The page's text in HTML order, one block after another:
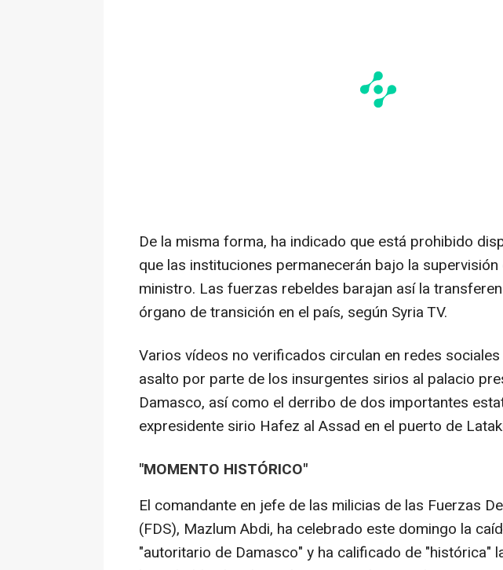
De la misma forma, ha indicado que está prohibido
que las instituciones permanecerán bajo la
ministro. Las fuerzas rebeldes barajan así la
órgano de transición en el país, según Syria TV.
Varios vídeos no verificados circulan en redes
asalto por parte de los insurgentes sirios al palacio
Damasco, así como el derribo de dos importantes
expresidente sirio Hafez al Assad en el puerto de
"MOMENTO HISTÓRICO"
El comandante en jefe de las milicias de las Fuerzas
(FDS), Mazlum Abdi, ha celebrado este domingo la
"autoritario de Damasco" y ha calificado de "histórica"